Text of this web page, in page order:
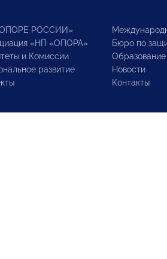
РОССИИ»
«НП «ОПОРА»
и Комиссии
развитие
Бюро по
Образование
Новости
Контакты